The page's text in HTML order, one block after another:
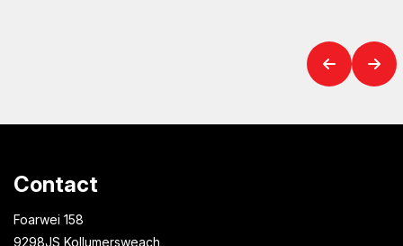
Contact
Foarwei 158
9298JS Kollumersweach